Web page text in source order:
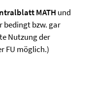
MATH und
bedingt bzw. gar
Nutzung der
FU möglich.)